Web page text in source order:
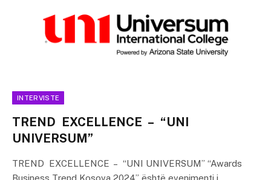
INTERVISTE
TREND EXCELLENCE – “UNI
UNIVERSUM”
TREND EXCELLENCE – “UNI UNIVERSUM” “Awards
Business Trend Kosova 2024” është evenimenti i